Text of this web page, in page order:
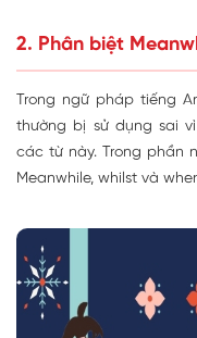
2. Phân biệt
Trong ngữ pháp tiếng
thường bị sử dụng sai
các từ này. Trong phần
Meanwhile, whilst và